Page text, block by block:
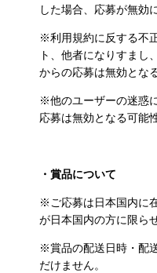
した場合、応募が無効
※利用規約に反する不
ト、他者になりすまし
からの応募は無効とな
※他のユーザーの迷惑
応募は無効となる可能
・賞品について
※ご応募は日本国内に
が日本国内の方に限ら
※賞品の配送日時・配
だけません。